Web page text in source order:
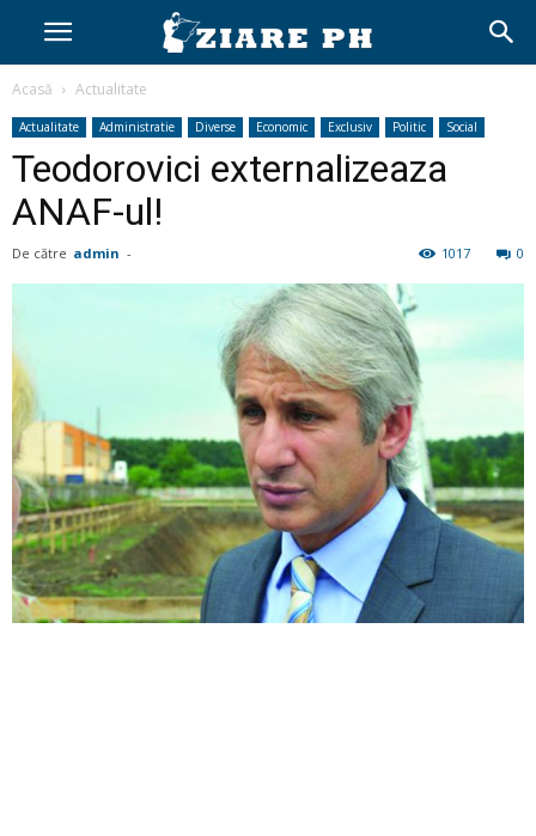
Acasă Actualitate
Actualitate Administratie Diverse Economic Exclusiv Politic Social
Teodorovici externalizeaza
ANAF-ul!
De către admin - 0
1017